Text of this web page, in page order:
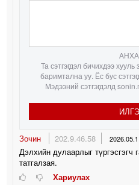
Та сэтгэгдэл бичихдээ
баримтална уу. Ёс бус
Мэдээний сэтгэгдэлд
Зочин 202.9.46.58
Дэлхийн дулаарлыг түргэсгэгч
татгалзая.
Хариулах